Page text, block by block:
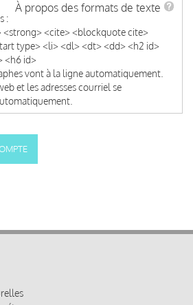
À propos des formats de texte
:
<strong> <cite> <blockquote cite>
type> <li> <dl> <dt> <dd> <h2 id>
<h6 id>
vont à la ligne automatiquement.
et les adresses courriel se